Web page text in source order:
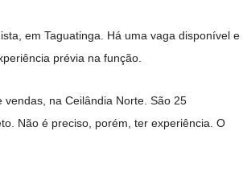
em Taguatinga. Há uma vaga disponível e
prévia na função.
na Ceilândia Norte. São 25
Não é preciso, porém, ter experiência. O